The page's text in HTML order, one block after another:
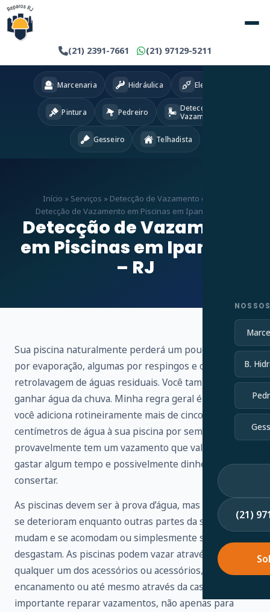
(21) 2391-7661 (21) 97129-5211
B.
(21)
Marcenaria Hidráulica Eletricista
Pintura Pedreiro
Detecção
Vazamentos
Gesseiro Telhadista
Início » Serviços » Detecção de Vazamento em RJ
Detecção de Vazamento em Piscinas em Ipanema – RJ
Detecção de Vazamento
em Piscinas em Ipanema
– RJ
Sua piscina naturalmente perderá um pouco de água
por evaporação, algumas por respingos e outras por
retrolavagem de águas residuais. Você também vai
ganhar água da chuva. Minha regra geral é que, se
você adiciona rotineiramente mais de cinco
centímetros de água à sua piscina por semana,
provavelmente tem um vazamento que vale a pena
gastar algum tempo e possivelmente dinheiro para
consertar.
As piscinas devem ser à prova d’água, mas os selantes
se deterioram enquanto outras partes da sua piscina
mudam e se acomodam ou simplesmente se
desgastam. As piscinas podem vazar através de
qualquer um dos acessórios ou acessórios,
encanamento ou até mesmo através da casca. É
importante reparar vazamentos, não apenas para